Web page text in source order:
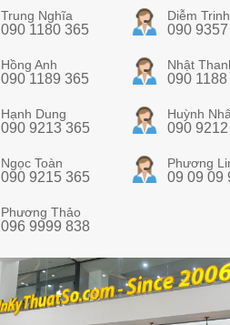
Trung Nghĩa
090 1180 365
Diễm Trinh
090
Hồng Anh
090 1189 365
Nhật
090
Hạnh Dung
090 9213 365
Huỳnh
090
Ngọc Toàn
090 9215 365
Phương
09 09 09
Phương Thảo
096 9999 838